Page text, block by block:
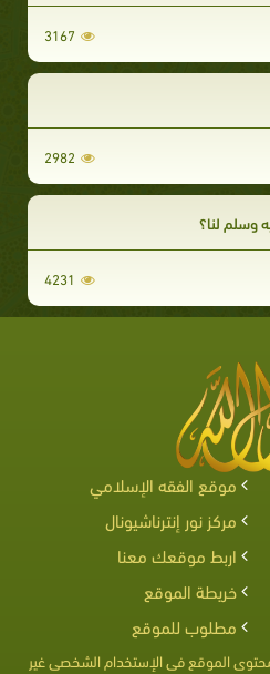
3167
2982
وسلم لنا؟
4231
موقع الفقه الإسلامي
مركز نور إنترناشيونال
اربط موقعك معنا
خريطة الموقع
مطلوب للموقع
الموقع فى الإستخدام الشخصى غير